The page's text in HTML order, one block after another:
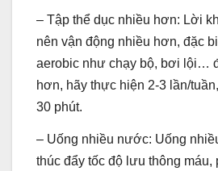
– Tập thể dục nhiều hơn: Lời
nên vận động nhiều hơn, đặc
aerobic như chạy bộ, bơi lội…
hơn, hãy thực hiện 2-3 lần/
30 phút.
– Uống nhiều nước: Uống
thúc đẩy tốc độ lưu thông máu,